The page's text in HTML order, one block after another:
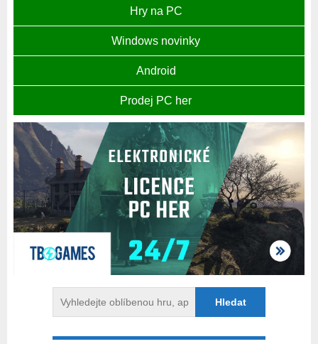
Hry na PC
Windows novinky
Android
Prodej PC her